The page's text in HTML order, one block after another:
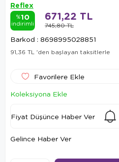
Reflex
%10
indirimli 745,80 TL
671,22 TL
Barkod : 8698995028851
91,36 TL 'den başlayan taksitlerle
Favorilere Ekle
Koleksiyona Ekle
Fiyat Düşünce Haber Ver
Gelince Haber Ver